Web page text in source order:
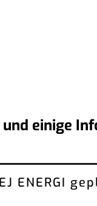
einige
ENERGI